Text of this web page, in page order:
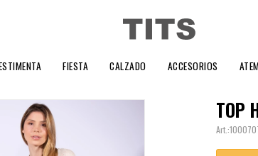
FIESTA CALZADO ACCESORIOS
TOP